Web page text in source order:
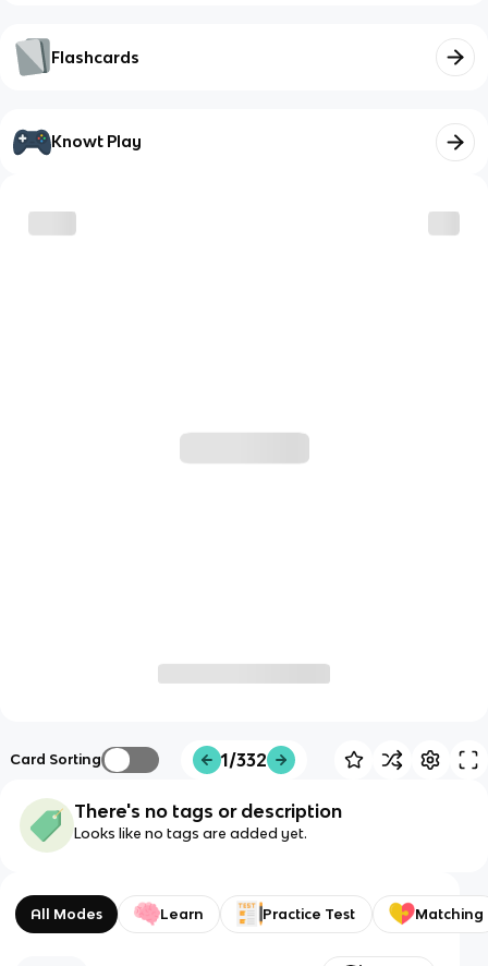
Flashcards
Knowt Play
Card Sorting 1/332
There's no tags or description
Looks like no tags are added yet.
All Modes Learn Practice Test Matching